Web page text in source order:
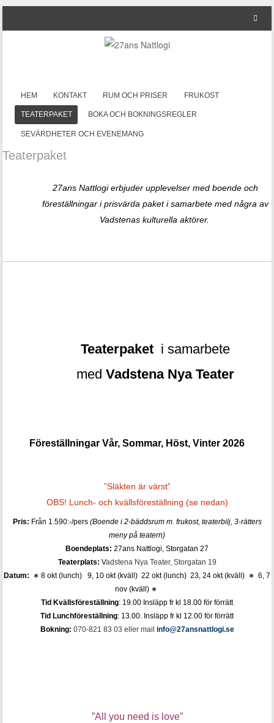
Meny
HOPPA TILL INNEHÅLL
HEM KONTAKT RUM OCH PRISER FRUKOST
TEATERPAKET BOKA OCH BOKNINGSREGLER
SEVÄRDHETER OCH EVENEMANG
Teaterpaket
27ans Nattlogi erbjuder upplevelser med boende och
föreställningar i prisvärda paket i samarbete med några av
Vadstenas kulturella aktörer.
Teaterpaket i samarbete
med Vadstena Nya Teater
Föreställningar Vår, Sommar, Höst, Vinter 2026
”Släkten är värst”
OBS! Lunch- och kvällsföreställning (se nedan)
Pris: Från 1.590:-/pers (Boende i 2-bäddsrum m. frukost, teaterbilj, 3-rätters
meny på teatern)
Boendeplats: 27ans Nattlogi, Storgatan 27
Teaterplats: Vadstena Nya Teater, Storgatan 19
Datum: ∗ 8 okt (lunch) 9, 10 okt (kväll) 22 okt (lunch) 23, 24 okt (kväll) ∗ 6, 7
nov (kväll) ∗
Tid Kvällsföreställning: 19.00 Insläpp fr kl 18.00 för förrätt
Tid Lunchföreställning: 13.00. Insläpp fr kl 12.00 för förrätt
Bokning: 070-821 83 03 eller mail info@27ansnattlogi.se
”All you need is love”